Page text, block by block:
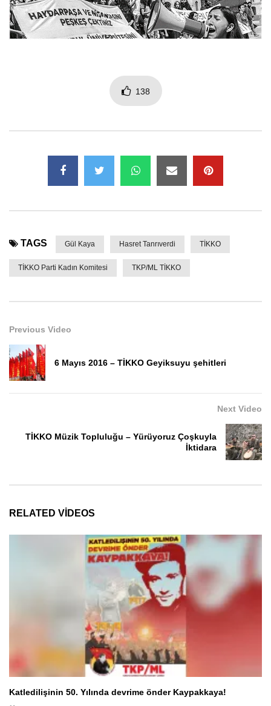
138
TAGS Gül Kaya Hasret Tanrıverdi TİKKO
TİKKO Parti Kadın Komitesi TKP/ML TİKKO
Previous Video
6 Mayıs 2016 – TİKKO Geyiksuyu şehitleri
Next Video
TİKKO Müzik Topluluğu – Yürüyoruz Çoşkuyla
İktidara
RELATED VIDEOS
Katledilişinin 50. Yılında devrime önder Kaypakkaya!